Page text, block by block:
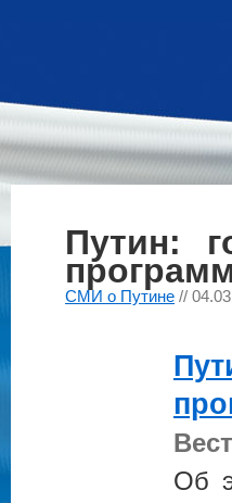
Путин:
СМИ о Путине //
Об